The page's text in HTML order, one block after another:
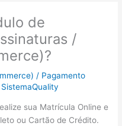
de
/
/ Pagamento
SistemaQuality
sua Matrícula Online e
ou Cartão de Crédito.